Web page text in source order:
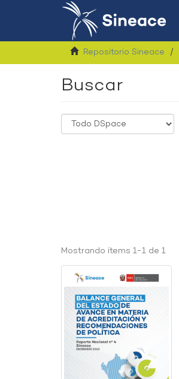
Repositorio Sineace
Buscar
Mostrando ítems 1-1 de 1